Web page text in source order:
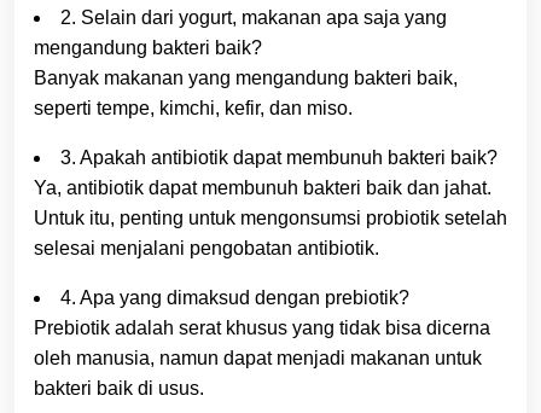
2. Selain dari yogurt, makanan apa saja yang
mengandung bakteri baik?
Banyak makanan yang mengandung bakteri baik,
seperti tempe, kimchi, kefir, dan miso.
3. Apakah antibiotik dapat membunuh bakteri baik?
Ya, antibiotik dapat membunuh bakteri baik dan jahat.
Untuk itu, penting untuk mengonsumsi probiotik setelah
selesai menjalani pengobatan antibiotik.
4. Apa yang dimaksud dengan prebiotik?
Prebiotik adalah serat khusus yang tidak bisa dicerna
oleh manusia, namun dapat menjadi makanan untuk
bakteri baik di usus.